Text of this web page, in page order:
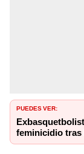
PUEDES VER:
feminicidio tras